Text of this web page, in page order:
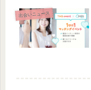
出会いニュース